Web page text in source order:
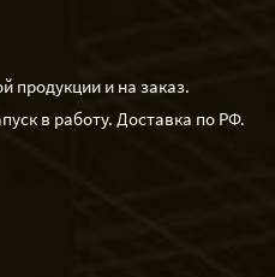
продукции и на заказ.
в работу. Доставка по РФ.